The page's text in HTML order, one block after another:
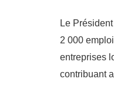
Le
2 000
entreprises
contribuant